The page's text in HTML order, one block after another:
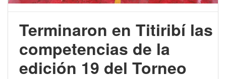
Terminaron en Titiribí las
competencias de la
edición 19 del Torneo